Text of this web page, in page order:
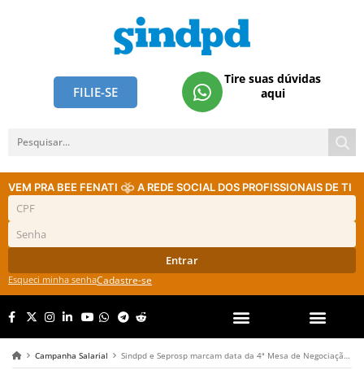
FILIE-SE
Tire suas dúvidas
aqui
VEM PRA BEE FENATI A REDE SOCIAL DOS PROFISSIONAIS DE TI
Entrar
Esqueci minha senhaCadastre-se
Campanha Salarial Sindpd e Seprosp marcam data da 4ª Mesa de Negociação da Campanha Salarial